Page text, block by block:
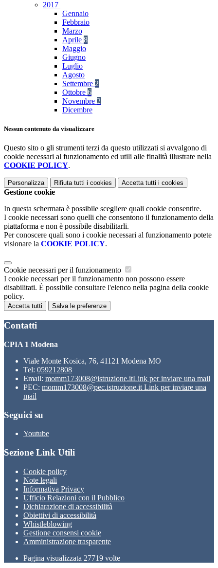
2017
Gennaio
Febbraio
Marzo
Aprile 8
Maggio
Giugno
Luglio
Agosto
Settembre 2
Ottobre 6
Novembre 2
Dicembre
Nessun contenuto da visualizzare
Questo sito o gli strumenti terzi da questo utilizzati si avvalgono di
cookie necessari al funzionamento ed utili alle finalità illustrate nella
COOKIE POLICY.
Personalizza Rifiuta tutti i cookies Accetta tutti i cookies
Gestione cookie
In questa schermata è possibile scegliere quali cookie consentire.
I cookie necessari sono quelli che consentono il funzionamento della
piattaforma e non è possibile disabilitarli.
Per conoscere quali sono i cookie necessari al funzionamento potete
visionare la COOKIE POLICY.
Cookie necessari per il funzionamento
I cookie necessari per il funzionamento non possono essere
disabilitati. È possibile consultare l'elenco nella pagina della cookie
policy.
Accetta tutti Salva le preferenze
Contatti
CPIA 1 Modena
Viale Monte Kosica, 76, 41121 Modena MO
Tel: 059212808
Email: momm173008@istruzione.itLink per inviare una mail
PEC: momm173008@pec.istruzione.it Link per inviare una
mail
Seguici su
Youtube
Sezione Link Utili
Cookie policy
Note legali
Informativa Privacy
Ufficio Relazioni con il Pubblico
Dichiarazione di accessibilità
Obiettivi di accessibilità
Whistleblowing
Gestione consensi cookie
Amministrazione trasparente
Pagina visualizzata 27719 volte